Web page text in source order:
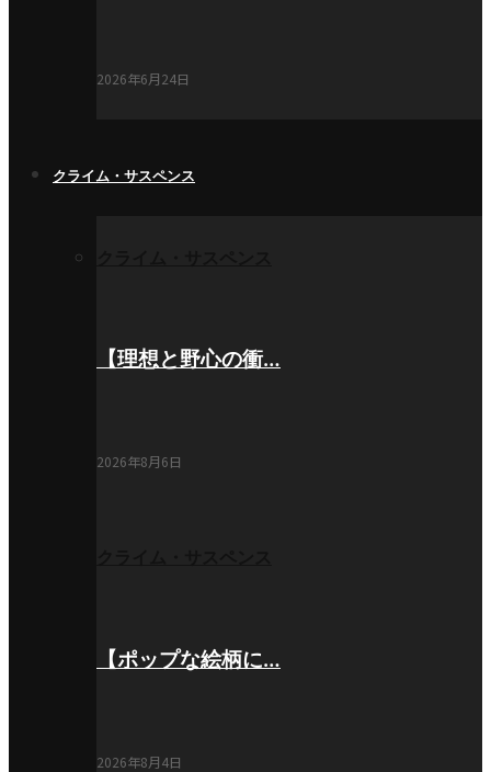
2026年6月24日
クライム・サスペンス
【理想と野心の衝…
2026年8月6日
【ポップな絵柄に…
2026年8月4日